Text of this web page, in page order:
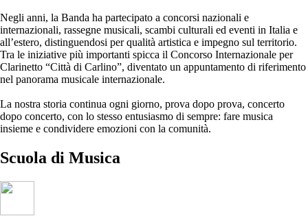
Negli anni, la Banda ha partecipato a concorsi nazionali e
internazionali, rassegne musicali, scambi culturali ed eventi in Italia e
all’estero, distinguendosi per qualità artistica e impegno sul territorio.
Tra le iniziative più importanti spicca il Concorso Internazionale per
Clarinetto “Città di Carlino”, diventato un appuntamento di riferimento
nel panorama musicale internazionale.
La nostra storia continua ogni giorno, prova dopo prova, concerto
dopo concerto, con lo stesso entusiasmo di sempre: fare musica
insieme e condividere emozioni con la comunità.
Scuola di Musica